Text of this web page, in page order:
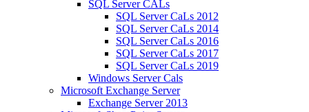
SQL Server CALs
SQL Server CaLs 2012
SQL Server CaLs 2014
SQL Server CaLs 2016
SQL Server CaLs 2017
SQL Server CaLs 2019
Windows Server Cals
Microsoft Exchange Server
Exchange Server 2013